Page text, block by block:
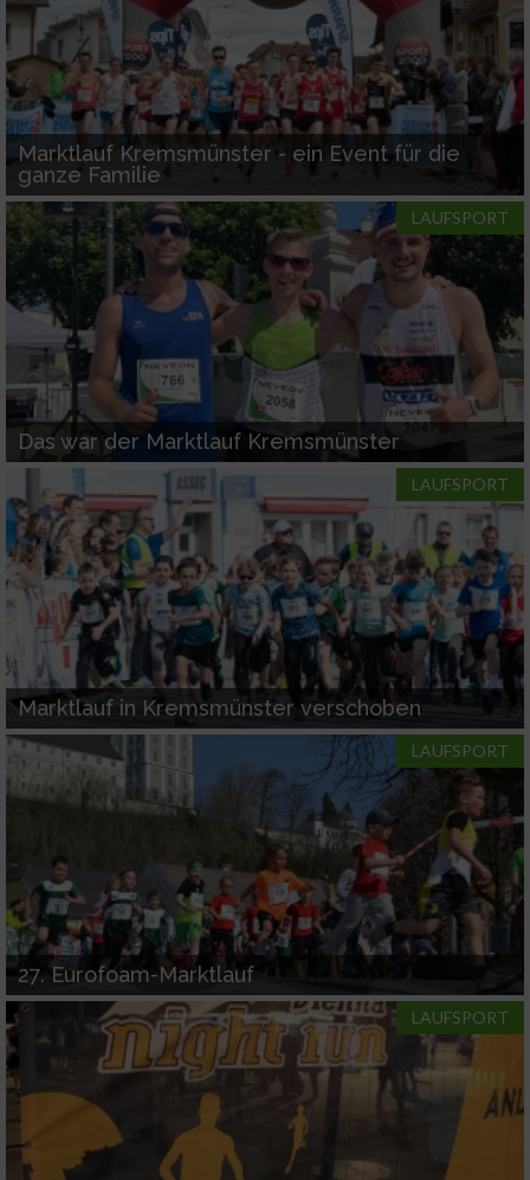
Marktlauf Kremsmünster - ein Event für die
ganze Familie
LAUFSPORT
Das war der Marktlauf Kremsmünster
LAUFSPORT
Marktlauf in Kremsmünster verschoben
LAUFSPORT
27. Eurofoam-Marktlauf
LAUFSPORT